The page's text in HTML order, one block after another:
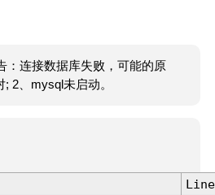
：连接数据库失败，可能的原
2、mysql未启动。
Line